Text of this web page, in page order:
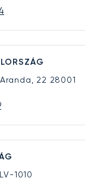
22 28001
LV-1010